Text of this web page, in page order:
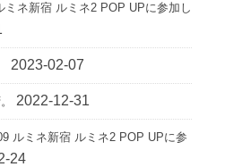
ミネ新宿 ルミネ2 POP UPに参加し
2023-02-07
2022-12-31
ルミネ新宿 ルミネ2 POP UPに参
24